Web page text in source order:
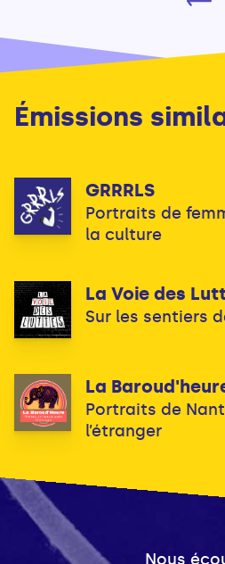
Émissions
GRRRLS
Portraits de
la culture
La Voie des
Sur les sentiers
La
Portraits de
l’étranger
Nous